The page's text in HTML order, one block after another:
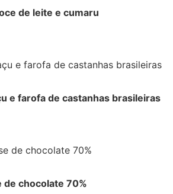
de leite e cumaru
e farofa de castanhas brasileiras
chocolate 70%